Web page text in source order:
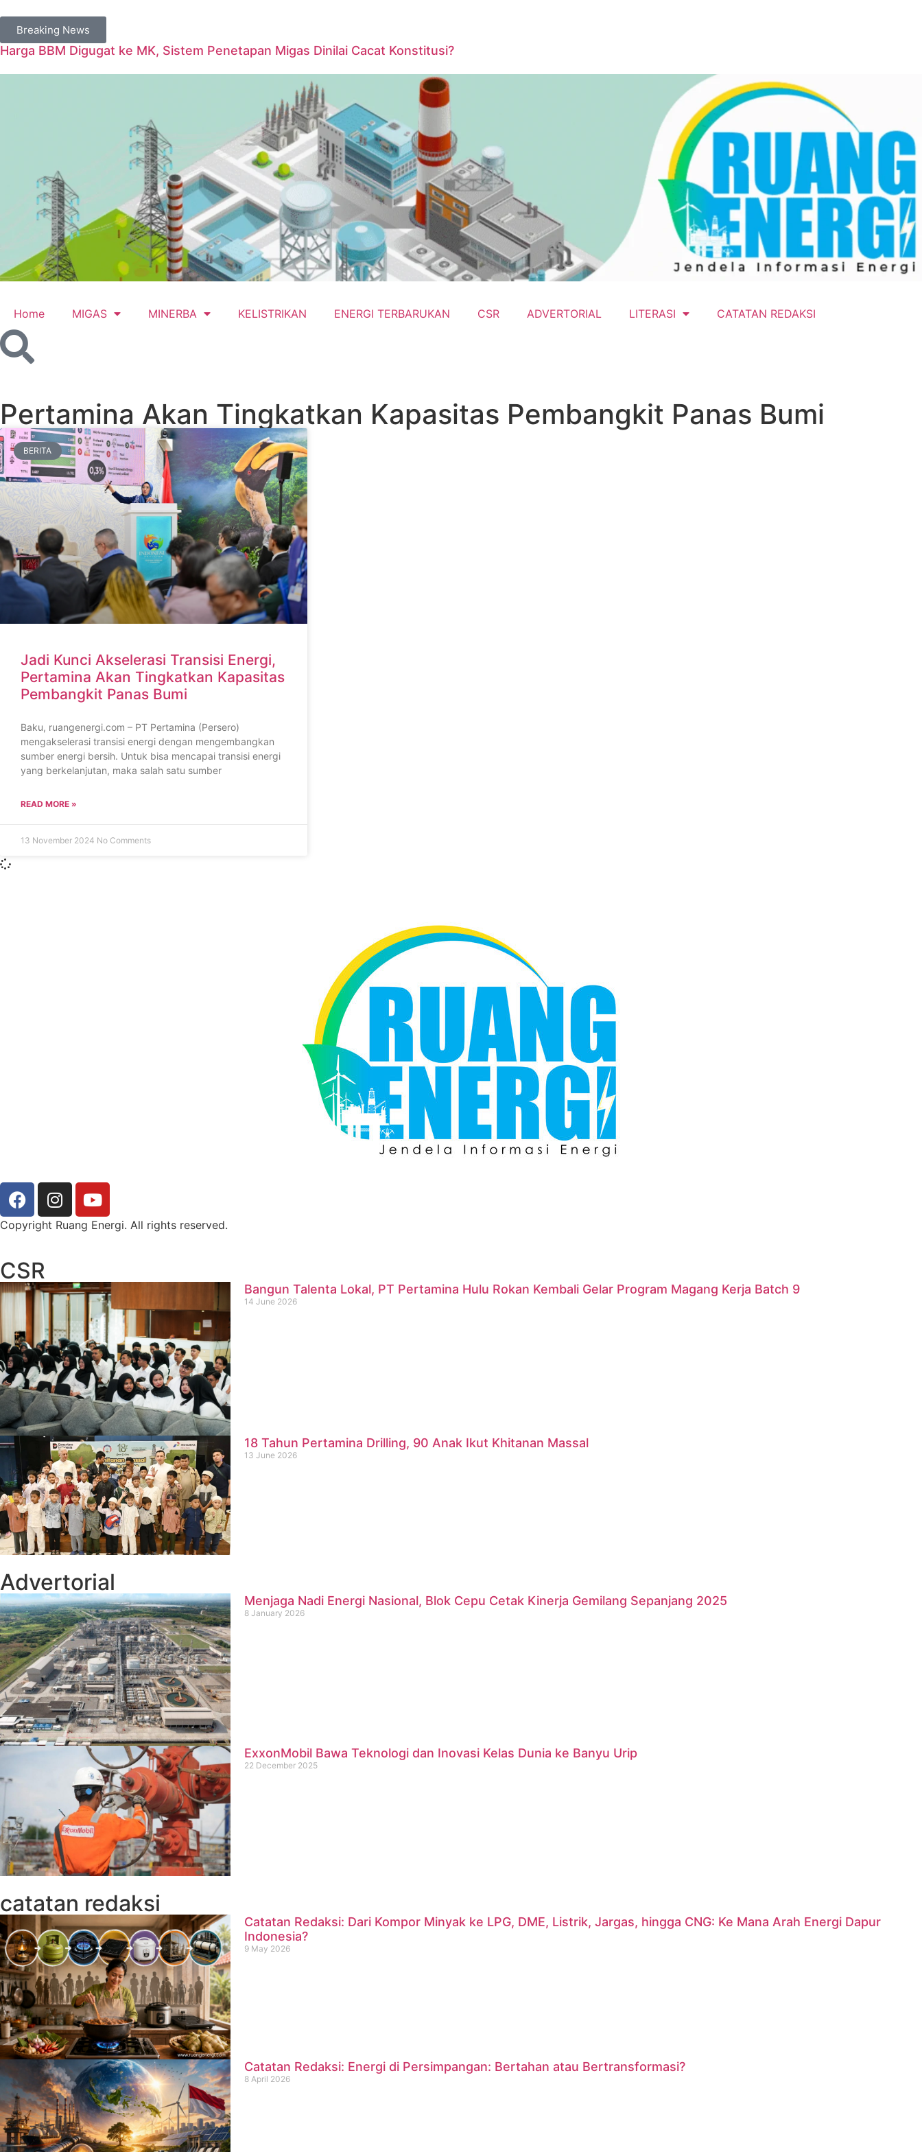
Breaking News
Harga BBM Digugat ke MK, Sistem Penetapan Migas Dinilai Cacat Konstitusi?
Home MIGAS MINERBA KELISTRIKAN ENERGI TERBARUKAN CSR ADVERTORIAL LITERASI CATATAN REDAKSI
Pertamina Akan Tingkatkan Kapasitas Pembangkit Panas Bumi
BERITA
Jadi Kunci Akselerasi Transisi Energi,
Pertamina Akan Tingkatkan Kapasitas
Pembangkit Panas Bumi
Baku, ruangenergi.com – PT Pertamina (Persero)
mengakselerasi transisi energi dengan mengembangkan
sumber energi bersih. Untuk bisa mencapai transisi energi
yang berkelanjutan, maka salah satu sumber
READ MORE »
13 November 2024 No Comments
Copyright Ruang Energi. All rights reserved.
CSR
Bangun Talenta Lokal, PT Pertamina Hulu Rokan Kembali Gelar Program Magang Kerja Batch 9
14 June 2026
18 Tahun Pertamina Drilling, 90 Anak Ikut Khitanan Massal
13 June 2026
Advertorial
Menjaga Nadi Energi Nasional, Blok Cepu Cetak Kinerja Gemilang Sepanjang 2025
8 January 2026
ExxonMobil Bawa Teknologi dan Inovasi Kelas Dunia ke Banyu Urip
22 December 2025
catatan redaksi
Catatan Redaksi: Dari Kompor Minyak ke LPG, DME, Listrik, Jargas, hingga CNG: Ke Mana Arah Energi Dapur
Indonesia?
9 May 2026
Catatan Redaksi: Energi di Persimpangan: Bertahan atau Bertransformasi?
8 April 2026